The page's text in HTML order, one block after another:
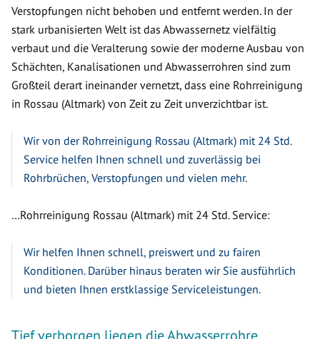
Verstopfungen nicht behoben und entfernt werden. In der
stark urbanisierten Welt ist das Abwassernetz vielfältig
verbaut und die Veralterung sowie der moderne Ausbau von
Schächten, Kanalisationen und Abwasserrohren sind zum
Großteil derart ineinander vernetzt, dass eine Rohrreinigung
in Rossau (Altmark) von Zeit zu Zeit unverzichtbar ist.
Wir von der Rohrreinigung Rossau (Altmark) mit 24 Std.
Service helfen Ihnen schnell und zuverlässig bei
Rohrbrüchen, Verstopfungen und vielen mehr.
…Rohrreinigung Rossau (Altmark) mit 24 Std. Service:
Wir helfen Ihnen schnell, preiswert und zu fairen
Konditionen. Darüber hinaus beraten wir Sie ausführlich
und bieten Ihnen erstklassige Serviceleistungen.